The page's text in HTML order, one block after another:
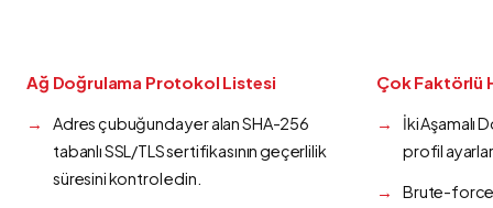
Ağ Doğrulama Protokol Listesi
Adres çubuğunda yer alan SHA-256
tabanlı SSL/TLS sertifikasının geçerlilik
süresini kontrol edin.
Çok Faktörlü
İki Aşamalı
profil
Brute-force